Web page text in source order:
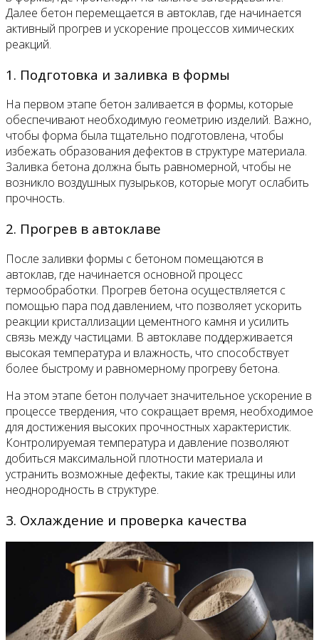
Далее бетон перемещается в автоклав, где начинается
активный прогрев и ускорение процессов химических
реакций.
1. Подготовка и заливка в формы
На первом этапе бетон заливается в формы, которые
обеспечивают необходимую геометрию изделий. Важно,
чтобы форма была тщательно подготовлена, чтобы
избежать образования дефектов в структуре материала.
Заливка бетона должна быть равномерной, чтобы не
возникло воздушных пузырьков, которые могут ослабить
прочность.
2. Прогрев в автоклаве
После заливки формы с бетоном помещаются в
автоклав, где начинается основной процесс
термообработки. Прогрев бетона осуществляется с
помощью пара под давлением, что позволяет ускорить
реакции кристаллизации цементного камня и усилить
связь между частицами. В автоклаве поддерживается
высокая температура и влажность, что способствует
более быстрому и равномерному прогреву бетона.
На этом этапе бетон получает значительное ускорение в
процессе твердения, что сокращает время, необходимое
для достижения высоких прочностных характеристик.
Контролируемая температура и давление позволяют
добиться максимальной плотности материала и
устранить возможные дефекты, такие как трещины или
неоднородность в структуре.
3. Охлаждение и проверка качества